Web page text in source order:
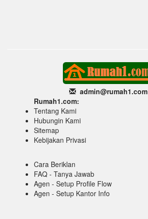
admin@rumah1.com
Rumah1.com:
Tentang Kami
Hubungin Kami
Sitemap
Kebijakan Privasi
Cara Beriklan
FAQ - Tanya Jawab
Agen - Setup Profile Flow
Agen - Setup Kantor Info